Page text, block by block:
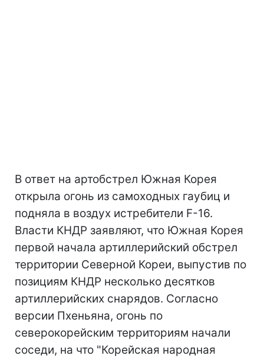
В ответ на артобстрел Южная Корея
открыла огонь из самоходных гаубиц и
подняла в воздух истребители F-16.
Власти КНДР заявляют, что Южная Корея
первой начала артиллерийский обстрел
территории Северной Кореи, выпустив по
позициям КНДР несколько десятков
артиллерийских снарядов. Согласно
версии Пхеньяна, огонь по
северокорейским территориям начали
соседи, на что "Корейская народная